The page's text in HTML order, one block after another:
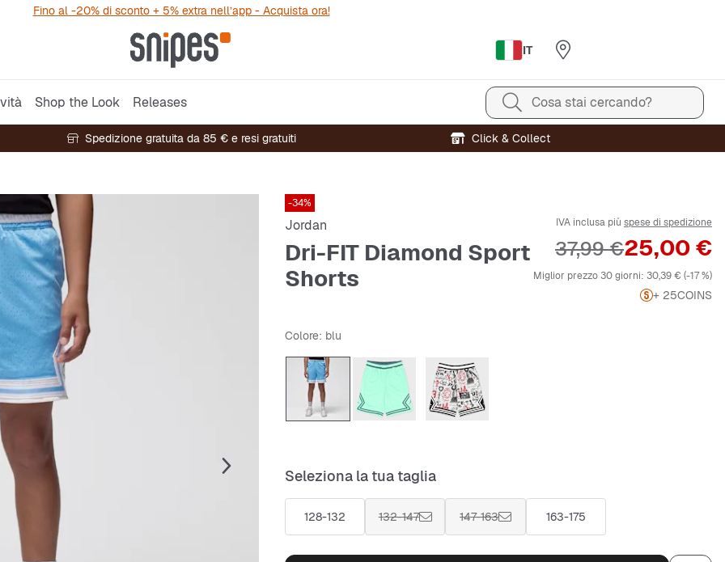
Fino al -20% di sconto + 5% extra nell’app - Acquista ora!
IT
Shop the Look Releases Cosa stai cercando?
Spedizione gratuita da 85 € e resi gratuiti Click & Collect
-34%
Jordan
Dri-FIT Diamond Sport
Shorts
IVA inclusa più spese di spedizione
Prezzo
25,00 €
Prezzo originale
37,99 €
Miglior prezzo 30 giorni: 30,39 € (-17 %)
+ 25COINS
Colore: blu
Seleziona la tua taglia
128-132 132-147 147-163 163-175